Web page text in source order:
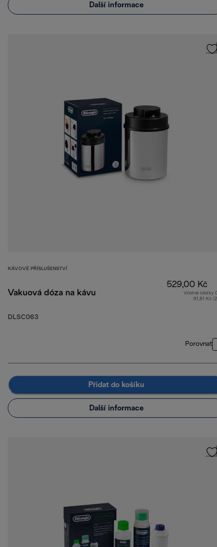
Další informace
KÁVOVÉ PŘÍSLUŠENSTVÍ
Vakuová dóza na kávu
DLSC063
529,00 Kč
Včetně částky
91,81 Kč
Porovnat
Přidat do košíku
Další informace